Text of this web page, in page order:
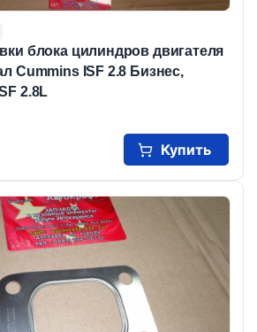
блока цилиндров двигателя
Cummins ISF 2.8 Бизнес,
2.8L
Купить